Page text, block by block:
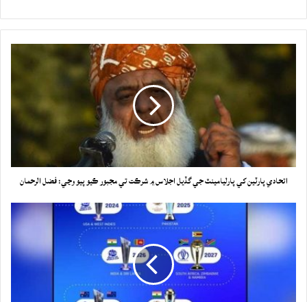
اتحادي پارٽين کي پارليامينٽ جي گڏيل اجلاس ۾ شرڪت تي مجبور ڪيو پيو وڃي: فضل الرحمان